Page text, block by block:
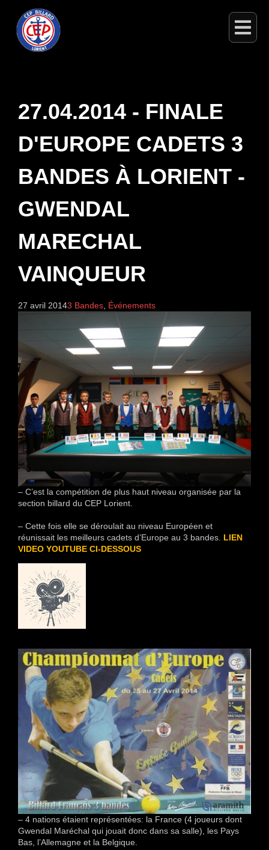
27.04.2014 - FINALE
D'EUROPE CADETS 3
BANDES À LORIENT -
GWENDAL
MARECHAL
VAINQUEUR
27 avril 20143 Bandes Événements
– C’est la compétition de plus haut niveau organisée par la
section billard du CEP Lorient.
– Cette fois elle se déroulait au niveau Européen et
réunissait les meilleurs cadets d’Europe au 3 bandes. LIEN
VIDEO YOUTUBE CI-DESSOUS
– 4 nations étaient représentées: la France (4 joueurs dont
Gwendal Maréchal qui jouait donc dans sa salle), les Pays
Bas, l’Allemagne et la Belgique.